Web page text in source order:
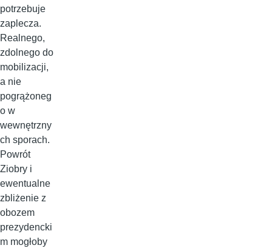
potrzebuje
zaplecza.
Realnego,
zdolnego do
mobilizacji,
a nie
pogrążoneg
o w
wewnętrzny
ch sporach.
Powrót
Ziobry i
ewentualne
zbliżenie z
obozem
prezydencki
m mogłoby